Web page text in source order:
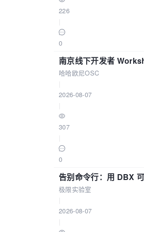
226
0
南京线下开发者
哈哈欧尼OSC
2026-08-07
307
0
告别命令行：用 DBX
极限实验室
2026-08-07